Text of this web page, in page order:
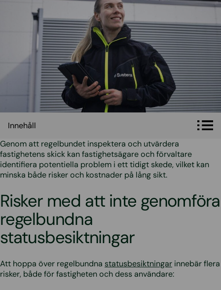
Innehåll
Genom att regelbundet inspektera och utvärdera
fastighetens skick kan fastighetsägare och förvaltare
identifiera potentiella problem i ett tidigt skede, vilket kan
minska både risker och kostnader på lång sikt.
Risker med att inte genomföra
regelbundna
statusbesiktningar
Att hoppa över regelbundna statusbesiktningar innebär flera
risker, både för fastigheten och dess användare: